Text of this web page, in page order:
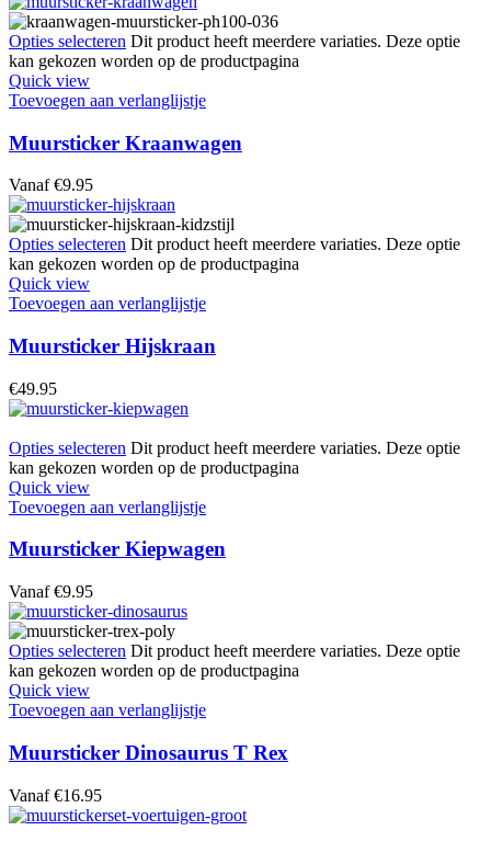
Opties selecteren Dit product heeft meerdere variaties. Deze optie
kan gekozen worden op de productpagina
Quick view
Toevoegen aan verlanglijstje
Muursticker Kraanwagen
Vanaf €9.95
Opties selecteren Dit product heeft meerdere variaties. Deze optie
kan gekozen worden op de productpagina
Quick view
Toevoegen aan verlanglijstje
Muursticker Hijskraan
€49.95
Opties selecteren Dit product heeft meerdere variaties. Deze optie
kan gekozen worden op de productpagina
Quick view
Toevoegen aan verlanglijstje
Muursticker Kiepwagen
Vanaf €9.95
Opties selecteren Dit product heeft meerdere variaties. Deze optie
kan gekozen worden op de productpagina
Quick view
Toevoegen aan verlanglijstje
Muursticker Dinosaurus T Rex
Vanaf €16.95